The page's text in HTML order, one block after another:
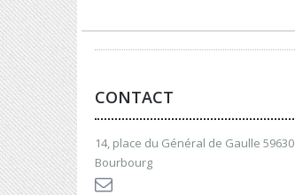
CONTACT
14, place du Général de Gaulle 59630
Bourbourg